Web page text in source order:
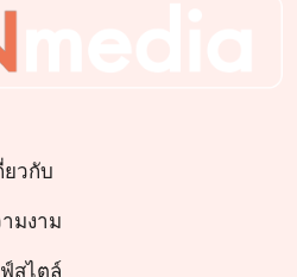
ยวกับ
มงาม